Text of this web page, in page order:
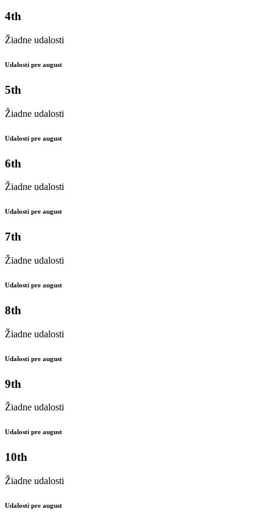
4th
Žiadne udalosti
Udalosti pre august
5th
Žiadne udalosti
Udalosti pre august
6th
Žiadne udalosti
Udalosti pre august
7th
Žiadne udalosti
Udalosti pre august
8th
Žiadne udalosti
Udalosti pre august
9th
Žiadne udalosti
Udalosti pre august
10th
Žiadne udalosti
Udalosti pre august